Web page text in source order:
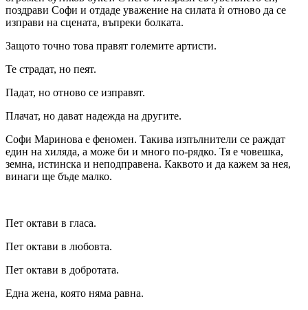
поздрави Софи и отдаде уважение на силата ѝ отново да се
изправи на сцената, въпреки болката.
Защото точно това правят големите артисти.
Те страдат, но пеят.
Падат, но отново се изправят.
Плачат, но дават надежда на другите.
Софи Маринова е феномен. Такива изпълнители се раждат
един на хиляда, а може би и много по-рядко. Тя е човешка,
земна, истинска и неподправена. Каквото и да кажем за нея,
винаги ще бъде малко.
Пет октави в гласа.
Пет октави в любовта.
Пет октави в добротата.
Една жена, която няма равна.